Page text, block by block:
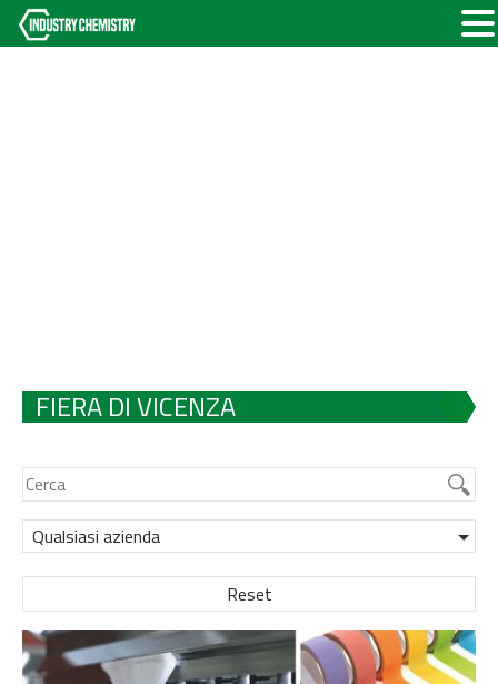
FIERA DI VICENZA
Qualsiasi azienda
Reset